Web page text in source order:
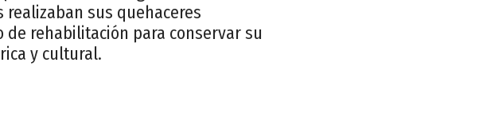
sus quehaceres
rehabilitación para conservar su
y cultural.